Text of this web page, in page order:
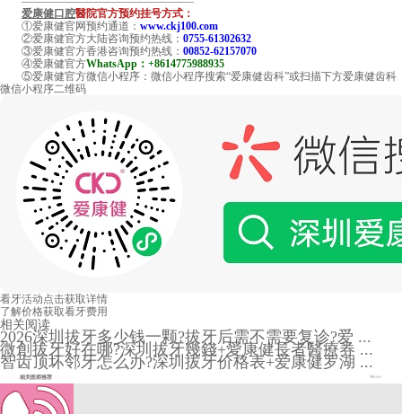
爱康健口腔醫院官方预约挂号方式：
①爱康健官网预约通道： www.ckj100.com
②爱康健官方大陆咨询预约热线： 0755-61302632
③爱康健官方香港咨询预约热线： 00852-62157070
④爱康健官方WhatsApp：+8614775988935
⑤爱康健官方微信小程序：微信小程序搜索“爱康健齿科”或扫描下方爱康健齿科
微信小程序二维码
看牙活动点击获取详情
了解价格获取看牙费用
相关阅读
2026深圳拔牙多少钱一颗?拔牙后需不需要复诊?爱 ...
微創拔牙好在哪?深圳拔牙幾錢+愛康健長者醫療券 ...
智齿顶坏邻牙怎么办?深圳拔牙价格表+爱康健罗湖 ...
相关医师推荐 More+